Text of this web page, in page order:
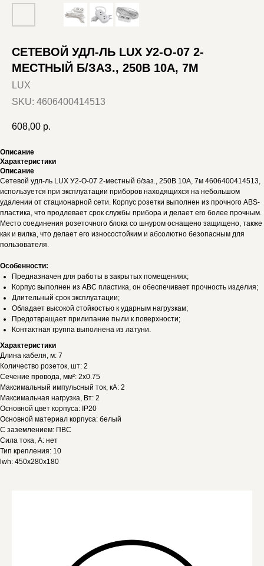
СЕТЕВОЙ УДЛ-ЛЬ LUX У2-О-07 2-
МЕСТНЫЙ Б/ЗАЗ., 250В 10А, 7М
LUX
SKU: 4606400414513
608,00 р.
Описание
Характеристики
Описание
Сетевой удл-ль LUX У2-О-07 2-местный б/заз., 250В 10А, 7м 4606400414513,
используется при эксплуатации приборов находящихся на небольшом
удалении от стационарной сети. Корпус розетки выполнен из прочного ABS-
пластика, что продлевает срок службы прибора и делает его более прочным.
Место соединения розеточного блока со шнуром оснащено защищено, также
как и вилка, что делает его износостойким и абсолютно безопасным для
пользователя.
Особенности:
Предназначен для работы в закрытых помещениях;
Корпус выполнен из АВС пластика, он обеспечивает прочность изделия;
Длительный срок эксплуатации;
Обладает высокой стойкостью к ударным нагрузкам;
Предотвращает прилипание пыли к поверхности;
Контактная группа выполнена из латуни.
Характеристики
Длина кабеля, м: 7
Количество розеток, шт: 2
Сечение провода, мм²: 2х0.75
Максимальный импульсный ток, кА: 2
Максимальная нагрузка, Вт: 2
Основной цвет корпуса: IP20
Основной материал корпуса: белый
С заземлением: ПВС
Сила тока, А: нет
Тип крепления: 10
lwh: 450x280x180